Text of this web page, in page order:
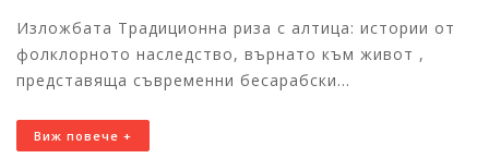
Изложбата Традиционна риза с алтица: истории от
фолклорното наследство, върнато към живот ,
представяща съвременни бесарабски...
Виж повече +